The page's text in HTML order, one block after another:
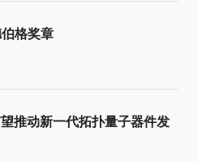
格奖章
推动新一代拓扑量子器件发